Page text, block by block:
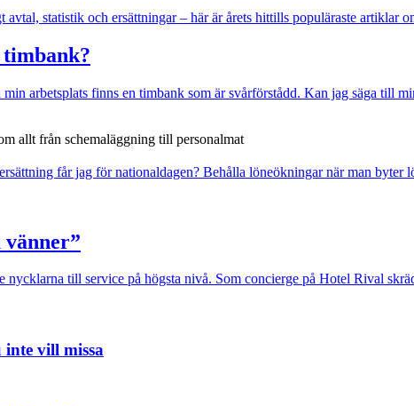
avtal, statistik och ersättningar – här är årets hittills populäraste artiklar
min arbetsplats finns en timbank som är svårförstådd. Kan jag säga till
allt från schemaläggning till personalmat
får jag för nationaldagen? Behålla löneökningar när man byter
till service på högsta nivå. Som concierge på Hotel Rival
vill missa